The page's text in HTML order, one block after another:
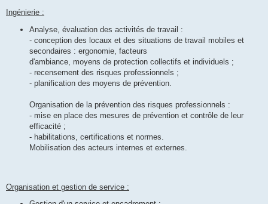
Ingénierie :
Analyse, évaluation des activités de travail :
- conception des locaux et des situations de travail mobiles et
secondaires : ergonomie, facteurs
d'ambiance, moyens de protection collectifs et individuels ;
- recensement des risques professionnels ;
- planification des moyens de prévention.
Organisation de la prévention des risques professionnels :
- mise en place des mesures de prévention et contrôle de leur
efficacité ;
- habilitations, certifications et normes.
Mobilisation des acteurs internes et externes.
Organisation et gestion de service :